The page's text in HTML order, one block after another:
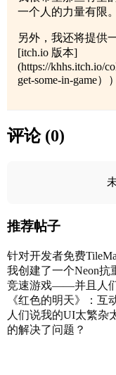
一个人的力量有限。
另外，我还将提供
[itch.io 版本]
(https://khhs.itch.io/
get-some-in-game）
评论 (0)
推荐帖子
针对开发者免费
我创建了一个Neon抗
竞速游戏——并且人们
《红色的明天》：互
人们说我的UI太繁杂
的解决了问题？